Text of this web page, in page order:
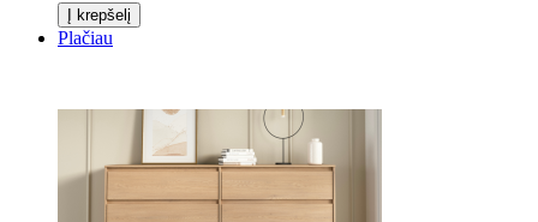
Į krepšelį
Plačiau